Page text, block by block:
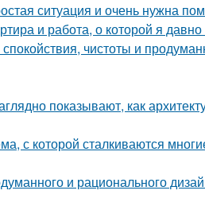
ситуация и очень нужна
и работа, о которой я давно
чистоты и
показывают, как
с которой сталкиваются
и рационального